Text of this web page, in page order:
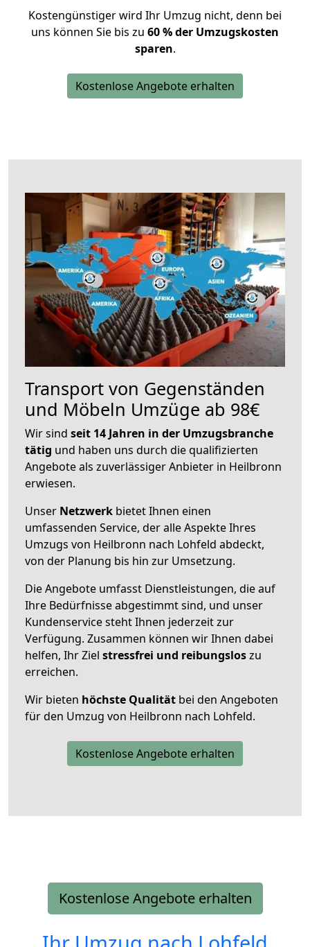
Kostengünstiger wird Ihr Umzug nicht, denn bei
uns können Sie bis zu 60 % der Umzugskosten
sparen.
Kostenlose Angebote erhalten
Transport von Gegenständen
und Möbeln Umzüge ab 98€
Wir sind seit 14 Jahren in der Umzugsbranche
tätig und haben uns durch die qualifizierten
Angebote als zuverlässiger Anbieter in Heilbronn
erwiesen.
Unser Netzwerk bietet Ihnen einen
umfassenden Service, der alle Aspekte Ihres
Umzugs von Heilbronn nach Lohfeld abdeckt,
von der Planung bis hin zur Umsetzung.
Die Angebote umfasst Dienstleistungen, die auf
Ihre Bedürfnisse abgestimmt sind, und unser
Kundenservice steht Ihnen jederzeit zur
Verfügung. Zusammen können wir Ihnen dabei
helfen, Ihr Ziel stressfrei und reibungsloszu
erreichen.
Wir bieten höchste Qualität bei den Angeboten
für den Umzug von Heilbronn nach Lohfeld.
Kostenlose Angebote erhalten
Kostenlose Angebote erhalten